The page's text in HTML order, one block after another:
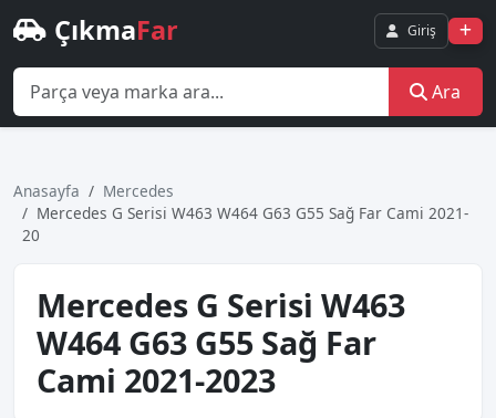
ÇıkmaFar Giriş
Ara
Anasayfa
Mercedes
Mercedes G Seri̇si̇ W463 W464 G63 G55 Sağ Far Cami 2021-
20
Mercedes G Seri̇si̇ W463
W464 G63 G55 Sağ Far
Cami 2021-2023